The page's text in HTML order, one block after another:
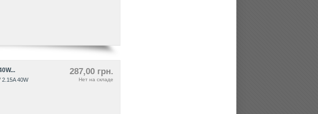
2.15A 40W
287,00 грн.
Нет на складе